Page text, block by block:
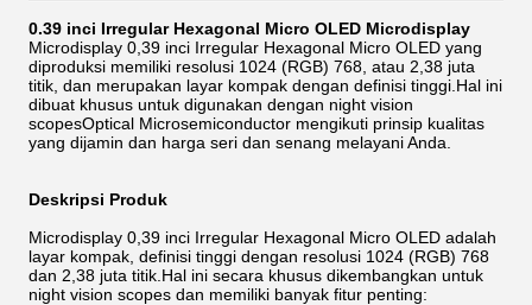
0.39 inci Irregular Hexagonal Micro OLED Microdisplay
Microdisplay 0,39 inci Irregular Hexagonal Micro OLED yang
diproduksi memiliki resolusi 1024 (RGB) 768, atau 2,38 juta
titik, dan merupakan layar kompak dengan definisi tinggi.Hal ini
dibuat khusus untuk digunakan dengan night vision
scopesOptical Microsemiconductor mengikuti prinsip kualitas
yang dijamin dan harga seri dan senang melayani Anda.
Deskripsi Produk
Microdisplay 0,39 inci Irregular Hexagonal Micro OLED adalah
layar kompak, definisi tinggi dengan resolusi 1024 (RGB) 768
dan 2,38 juta titik.Hal ini secara khusus dikembangkan untuk
night vision scopes dan memiliki banyak fitur penting: